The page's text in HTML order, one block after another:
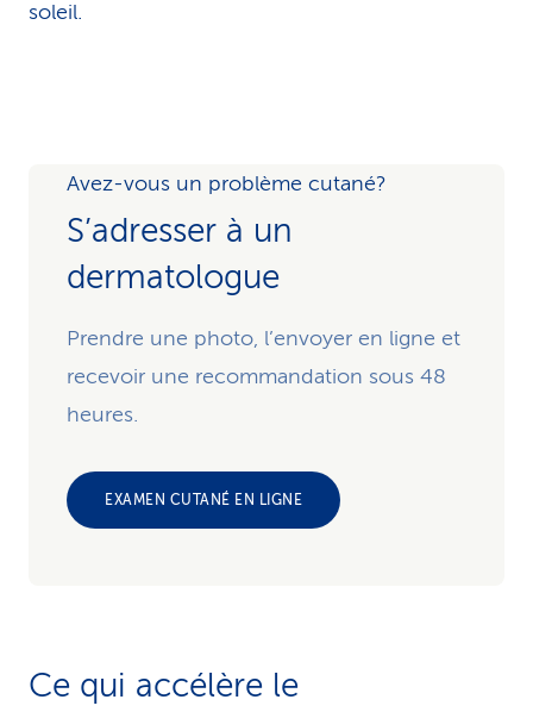
soleil.
Avez-vous un problème cutané?
S’adresser à un
dermatologue
Prendre une photo, l’envoyer en ligne et
recevoir une recommandation sous 48
heures.
EXAMEN CUTANÉ EN LIGNE
Ce qui accélère le